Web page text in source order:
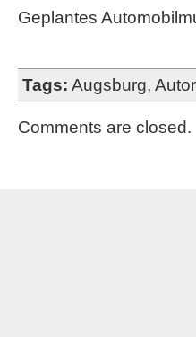
Geplantes
Tags: Augsburg,
Comments are closed.